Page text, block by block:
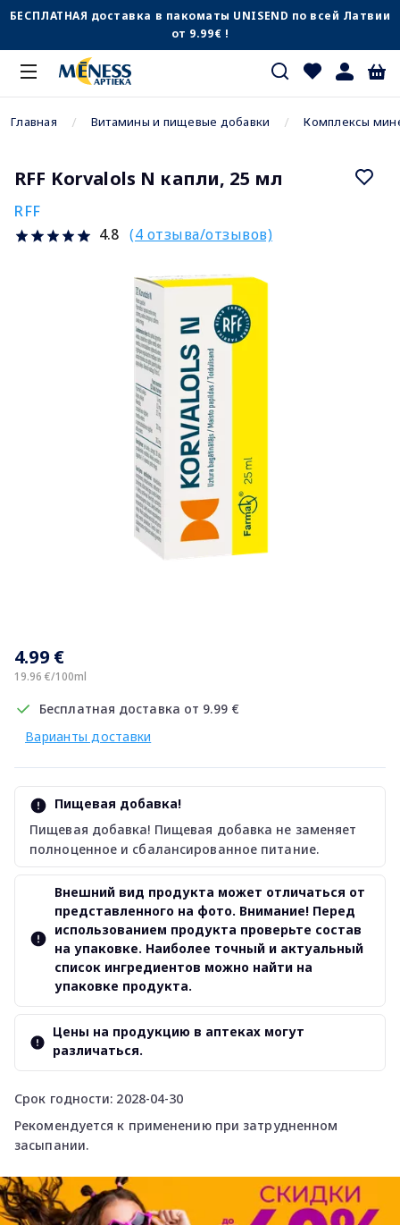
БЕСПЛАТНАЯ доставка в пакоматы UNISEND по всей Латвии
от 9.99€ !
Главная Витамины и пищевые добавки Комплексы
RFF Korvalols N капли, 25 мл
RFF
4.8 (4 отзыва/отзывов)
4.99 €
19.96 €/100ml
Бесплатная доставка от 9.99 €
Варианты доставки
Срок годности: 2028-04-30
Рекомендуется к применению при затрудненном
засыпании.
Пищевая добавка!
Пищевая добавка! Пищевая добавка не заменяет
полноценное и сбалансированное питание.
Внешний вид продукта может отличаться от
представленного на фото. Внимание! Перед
использованием продукта проверьте состав
на упаковке. Наиболее точный и актуальный
список ингредиентов можно найти на
упаковке продукта.
Цены на продукцию в аптеках могут
различаться.